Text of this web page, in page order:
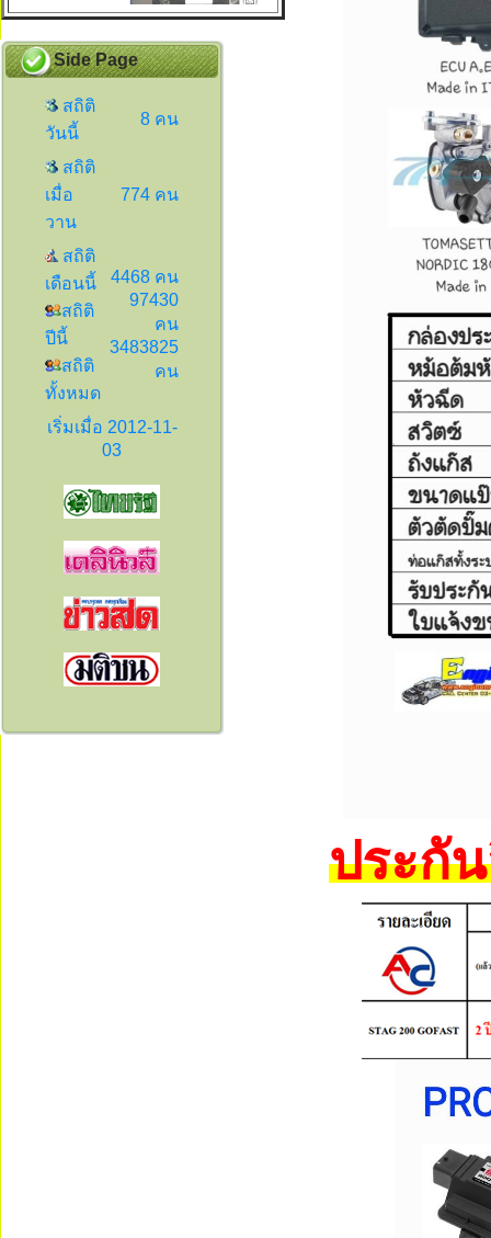
Side Page
สถิติ
วันนี้
8 คน
สถิติ
เมื่อ
วาน
774 คน
สถิติ
เดือนนี้
สถิติ
ปีนี้
สถิติ
ทั้งหมด
4468 คน
97430
คน
3483825
คน
เริ่มเมื่อ 2012-11-
03
ประกั